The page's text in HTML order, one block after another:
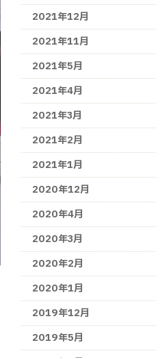
2021年12月
2021年11月
2021年5月
2021年4月
2021年3月
2021年2月
2021年1月
2020年12月
2020年4月
2020年3月
2020年2月
2020年1月
2019年12月
2019年5月